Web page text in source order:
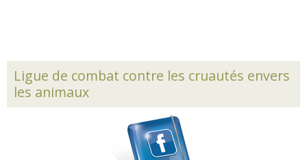
Ligue de combat contre les cruautés envers
les animaux